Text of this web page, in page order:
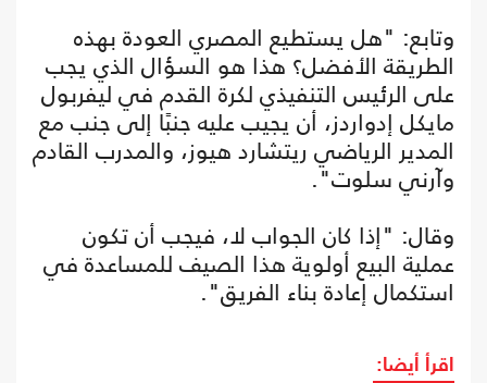
وتابع: "هل يستطيع المصري العودة بهذه
الطريقة الأفضل؟ هذا هو السؤال الذي يجب
على الرئيس التنفيذي لكرة القدم في ليفربول
مايكل إدواردز، أن يجيب عليه جنبًا إلى جنب مع
المدير الرياضي ريتشارد هيوز، والمدرب القادم
وآرني سلوت".
وقال: "إذا كان الجواب لا، فيجب أن تكون
عملية البيع أولوية هذا الصيف للمساعدة في
استكمال إعادة بناء الفريق".
اقرأ أيضا: